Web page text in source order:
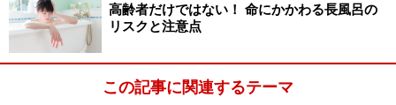
好みの梅酒を簡単に造れるのも梅酒の魅力！
古くから一般的な梅酒ですが、日本に広まったのはいつ
高齢者だけではない！ 命にかかわる長風呂の
リスクと注意点
この記事に関連するテーマ